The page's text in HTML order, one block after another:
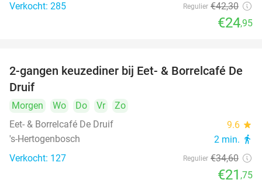
Verkocht: 285 Regulier €42,30
€24,95
37%
2-gangen keuzediner bij Eet- & Borrelcafé De
Druif
Morgen Wo Do Vr
Zo
Eet- & Borrelcafé De Druif
9.6 star
's-Hertogenbosch 2 min. directions_walk
Verkocht: 127 Regulier €34,60
€21 ,75